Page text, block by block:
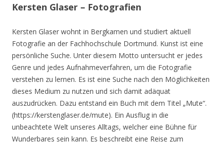
Kersten Glaser – Fotografien
Kersten Glaser wohnt in Bergkamen und studiert aktuell
Fotografie an der Fachhochschule Dortmund. Kunst ist eine
persönliche Suche. Unter diesem Motto untersucht er jedes
Genre und jedes Aufnahmeverfahren, um die Fotografie
verstehen zu lernen. Es ist eine Suche nach den Möglichkeiten
dieses Medium zu nutzen und sich damit adäquat
auszudrücken. Dazu entstand ein Buch mit dem Titel „Mute“.
(https://kerstenglaser.de/mute). Ein Ausflug in die
unbeachtete Welt unseres Alltags, welcher eine Bühne für
Wunderbares sein kann. Es beschreibt eine Reise zum